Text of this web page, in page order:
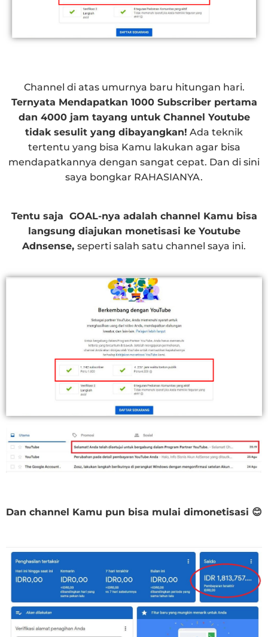
Channel di atas umurnya baru hitungan hari.
Ternyata Mendapatkan 1000 Subscriber pertama
dan 4000 jam tayang untuk Channel Youtube
tidak sesulit yang dibayangkan! Ada teknik
tertentu yang bisa Kamu lakukan agar bisa
mendapatkannya dengan sangat cepat. Dan di sini
saya bongkar RAHASIANYA.
Tentu saja GOAL-nya adalah channel Kamu bisa
langsung diajukan monetisasi ke Youtube
Adnsense, seperti salah satu channel saya ini.
Dan channel Kamu pun bisa mulai dimonetisasi 😊